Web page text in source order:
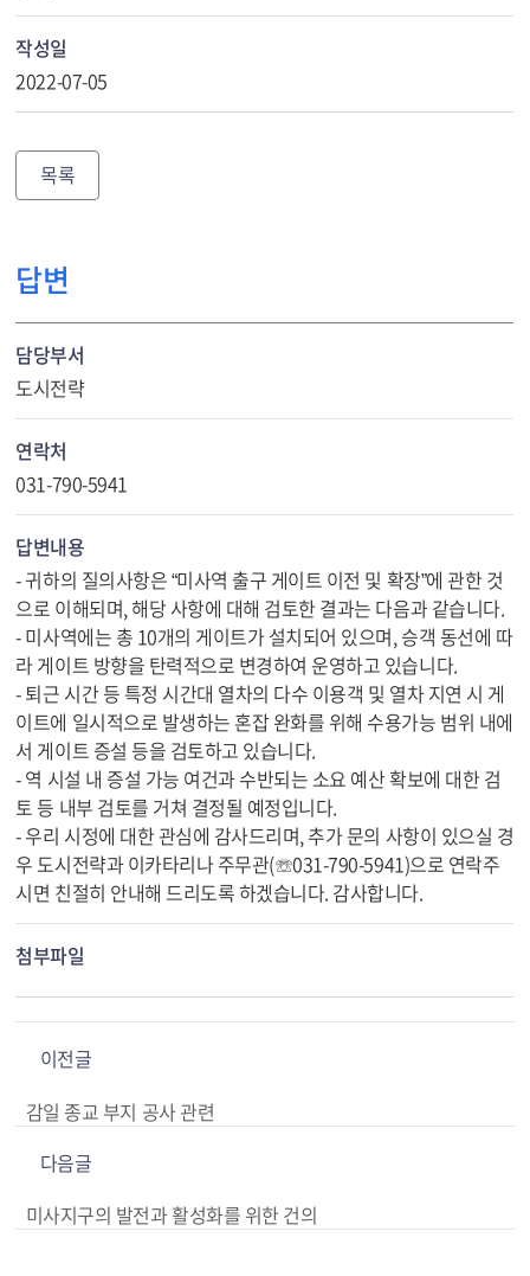
작성일
2022-07-05
목록
답변
담당부서
도시전략
연락처
031-790-5941
답변내용
- 귀하의 질의사항은 “미사역 출구 게이트 이전 및 확장”에 관한 것
으로 이해되며, 해당 사항에 대해 검토한 결과는 다음과 같습니다.
- 미사역에는 총 10개의 게이트가 설치되어 있으며, 승객 동선에 따
라 게이트 방향을 탄력적으로 변경하여 운영하고 있습니다.
- 퇴근 시간 등 특정 시간대 열차의 다수 이용객 및 열차 지연 시 게
이트에 일시적으로 발생하는 혼잡 완화를 위해 수용가능 범위 내에
서 게이트 증설 등을 검토하고 있습니다.
- 역 시설 내 증설 가능 여건과 수반되는 소요 예산 확보에 대한 검
토 등 내부 검토를 거쳐 결정될 예정입니다.
- 우리 시정에 대한 관심에 감사드리며, 추가 문의 사항이 있으실 경
우 도시전략과 이카타리나 주무관(☏031-790-5941)으로 연락주
시면 친절히 안내해 드리도록 하겠습니다. 감사합니다.
첨부파일
이전글
감일 종교 부지 공사 관련
다음글
미사지구의 발전과 활성화를 위한 건의